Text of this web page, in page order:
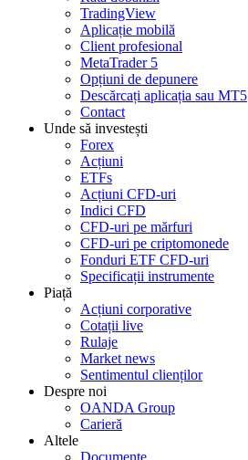
TradingView
Aplicație mobilă
Client profesional
MetaTrader 5
Opțiuni de depunere
Descărcați aplicația sau MT5
Contact
Unde să investești
Forex
Acțiuni
ETFs
Acțiuni CFD-uri
Indici CFD
CFD-uri pe mărfuri
CFD-uri pe criptomonede
Fonduri ETF CFD-uri
Specificații instrumente
Piață
Acțiuni corporative
Cotații live
Rulaje
Market news
Sentimentul clienților
Despre noi
OANDA Group
Carieră
Altele